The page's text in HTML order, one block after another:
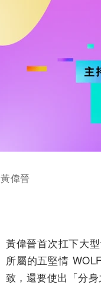
黃偉晉
黃偉晉首次扛下大
所屬的五堅情
致，還要使出「分